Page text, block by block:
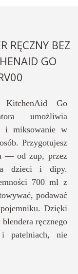
RĘCZNY BEZ
GO
KitchenAid Go
umożliwia
i miksowanie w
Przygotujesz
— od zup, przez
dzieci i dipy.
700 ml z
podawać
Dzięki
ręcznego
i patelniach, nie